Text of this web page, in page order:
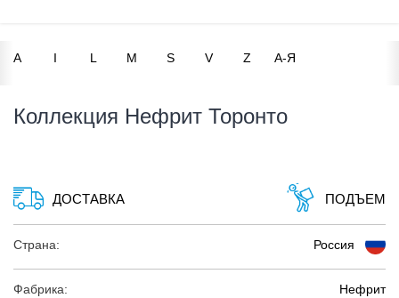
A I L M S V Z А-Я
Коллекция Нефрит Торонто
ДОСТАВКА ПОДЪЕМ
Страна: Россия
Фабрика: Нефрит